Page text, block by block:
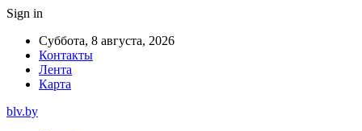
Sign in
Суббота, 8 августа, 2026
Контакты
Лента
Карта
blv.by